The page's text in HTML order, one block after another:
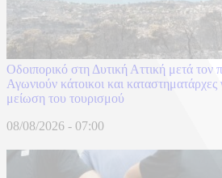
Οδοιπορικό στη Δυτική Αττική μετά τον
Αγωνιούν κάτοικοι και
μείωση του τουρισμού
08/08/2026 - 07:00